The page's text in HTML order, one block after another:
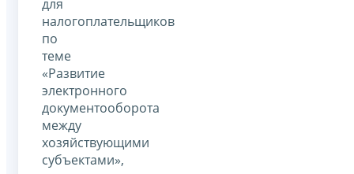
для
налогоплательщиков
по
теме
«Развитие
электронного
документооборота
между
хозяйствующими
субъектами»,